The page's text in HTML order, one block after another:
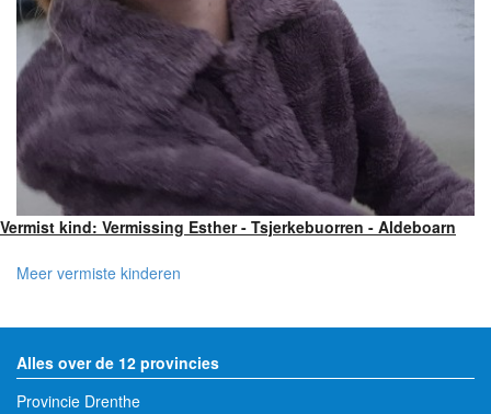
Vermist kind: Vermissing Esther - Tsjerkebuorren - Aldeboarn
Meer vermiste kinderen
Alles over de 12 provincies
Provincie Drenthe